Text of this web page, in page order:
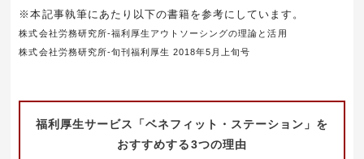
※本記事執筆にあたり以下の書籍を参考にしています。
株式会社労務研究所-福利厚生アウトソーシングの理論と活用
株式会社労務研究所-旬刊福利厚生 2018年5月上旬号
福利厚生サービス「ベネフィット・ステーション」を
おすすめする3つの理由